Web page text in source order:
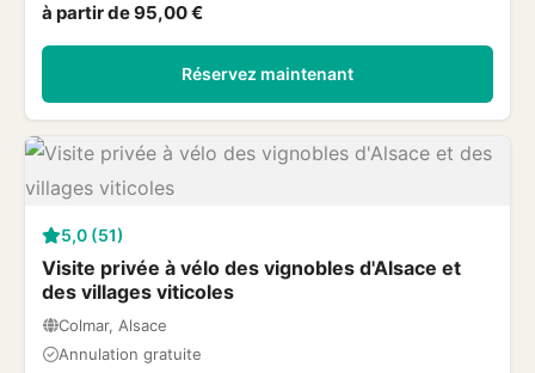
à partir de 95,00 €
Réservez maintenant
5,0 (51)
Visite privée à vélo des vignobles d'Alsace et
des villages viticoles
Colmar, Alsace
Annulation gratuite